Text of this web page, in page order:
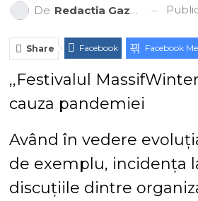
De Redactia Gazeta Brașovului
Share Facebook Facebook
,,Festivalul
cauza pandemiei
Având în vedere
de exemplu, incidența
discuțiile dintre